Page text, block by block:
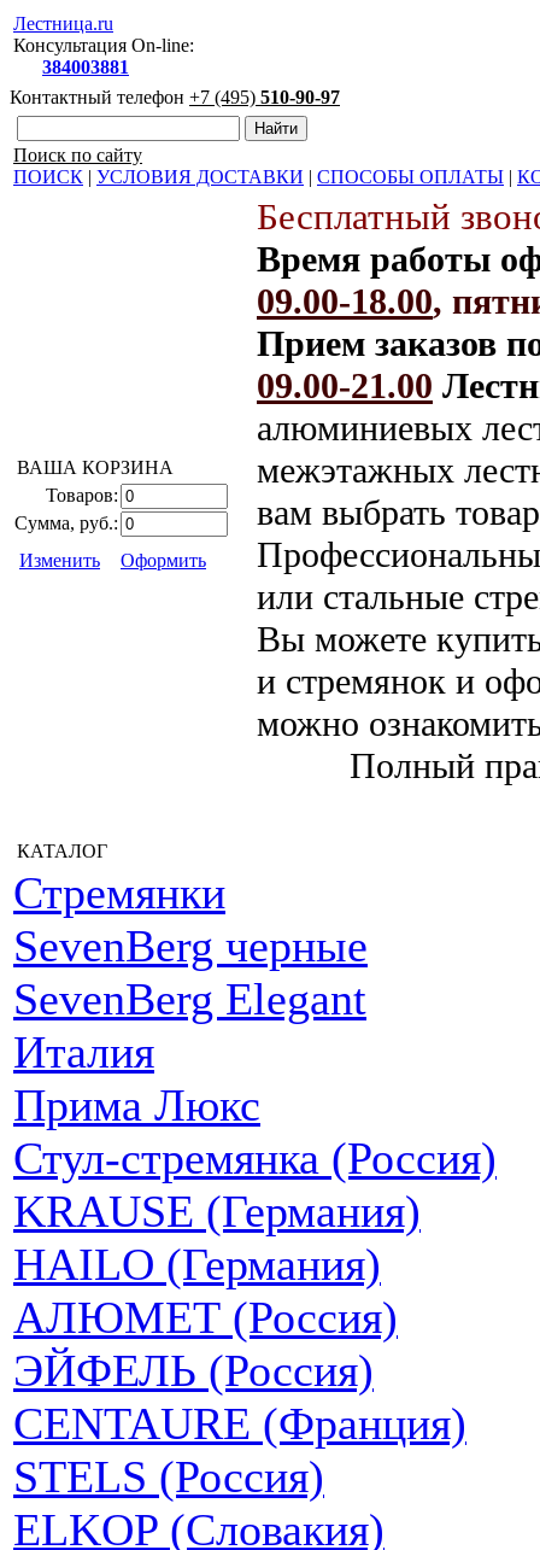
Лестница.ru
Консультация On-line:
384003881
Контактный телефон +7 (495) 510-90-97
Поиск по сайту
ПОИСК | УСЛОВИЯ ДОСТАВКИ | СПОСОБЫ ОПЛАТЫ |
ВАША КОРЗИНА
Товаров:
Сумма, руб.:
Изменить
Оформить
Бесплатный
Время работы
09.00-18.00,
Прием заказов
09.00-21.00
алюминиевых
межэтажных
вам выбрать
или стальные
Вы можете
и стремянок и
можно
Полный
КАТАЛОГ
Стремянки
SevenBerg черные
SevenBerg Elegant
Италия
Прима Люкс
Стул-стремянка (Россия)
KRAUSE (Германия)
HAILO (Германия)
АЛЮМЕТ (Россия)
ЭЙФЕЛЬ (Россия)
CENTAURE (Франция)
STELS (Россия)
ELKOP (Словакия)